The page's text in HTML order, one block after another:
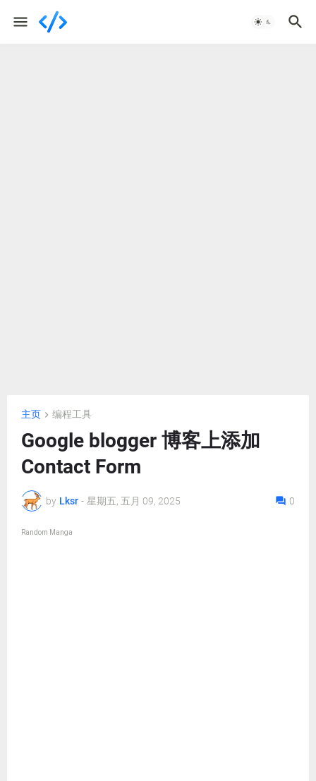
主页 编程工具
Google blogger 博客上添加
Contact Form
by Lksr - 星期五, 五月 09, 2025 0
Random Manga